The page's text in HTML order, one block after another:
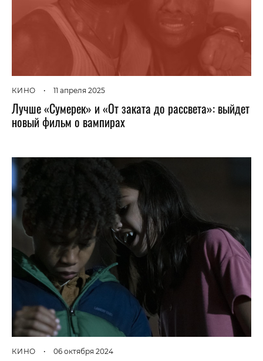
КИНО • 11 апреля 2025
Лучше «Сумерек» и «От заката до рассвета»: выйдет
новый фильм о вампирах
КИНО • 06 октября 2024